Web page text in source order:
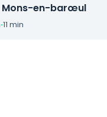
Mons-en-barœul
·11 min